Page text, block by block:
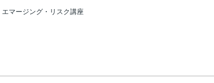
マージング・リスク講座